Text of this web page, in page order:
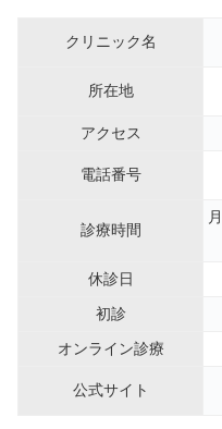
クリニック名
所在地
アクセス
電話番号
診療時間
休診日
初診
オンライン診療
公式サイト